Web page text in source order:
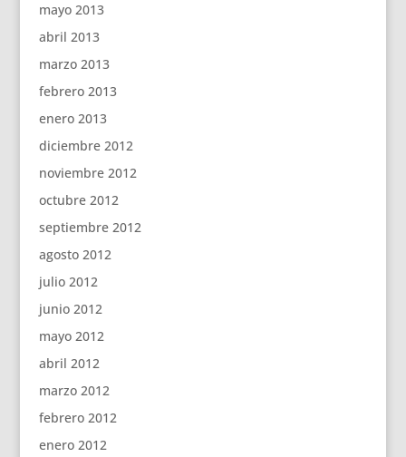
mayo 2013
abril 2013
marzo 2013
febrero 2013
enero 2013
diciembre 2012
noviembre 2012
octubre 2012
septiembre 2012
agosto 2012
julio 2012
junio 2012
mayo 2012
abril 2012
marzo 2012
febrero 2012
enero 2012